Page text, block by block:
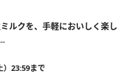
ルクを、手軽においしく楽し
）23:59まで